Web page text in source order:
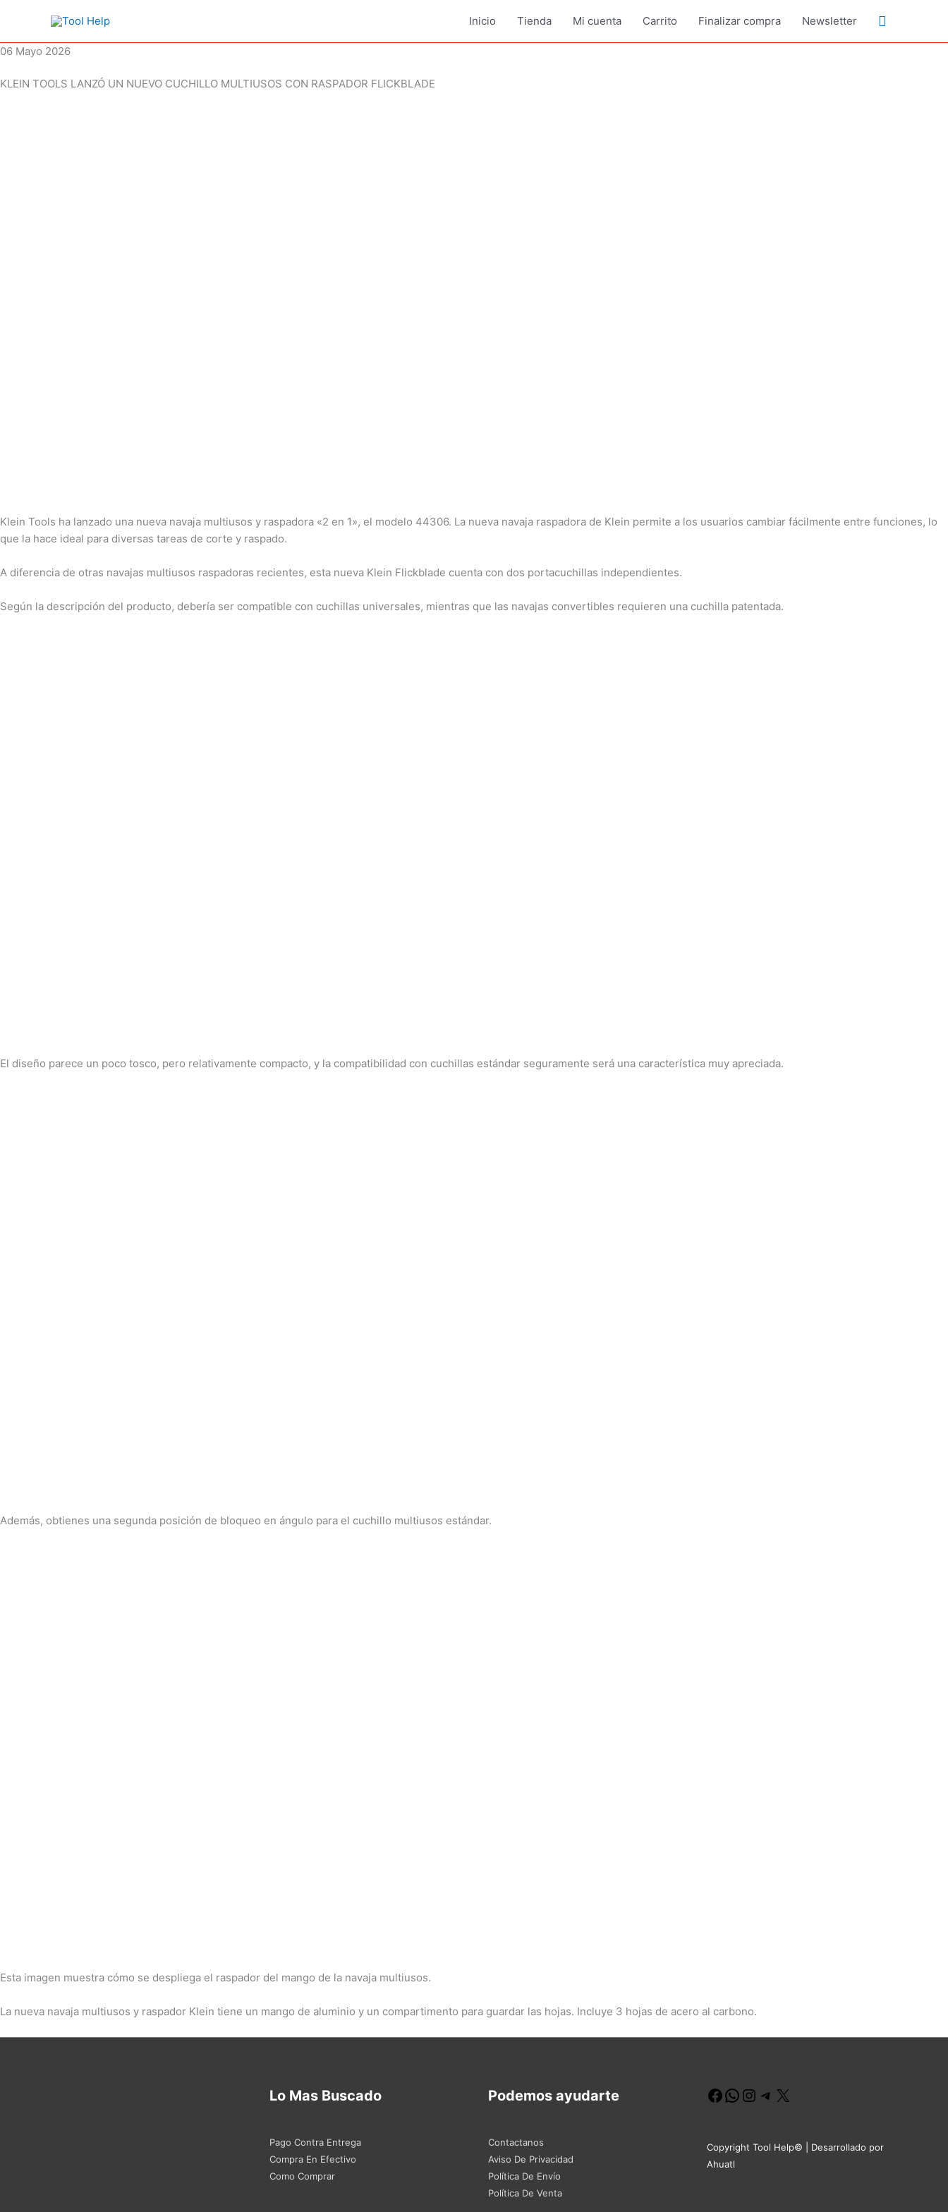
contenido
Inicio Tienda Mi cuenta Carrito Finalizar compra Newsletter Buscar
06 Mayo 2026
KLEIN TOOLS LANZÓ UN NUEVO CUCHILLO MULTIUSOS CON RASPADOR FLICKBLADE
Klein Tools ha lanzado una nueva navaja multiusos y raspadora «2 en 1», el modelo 44306. La nueva navaja raspadora de Klein permite a los usuarios cambiar fácilmente entre funciones, lo
que la hace ideal para diversas tareas de corte y raspado.
A diferencia de otras navajas multiusos raspadoras recientes, esta nueva Klein Flickblade cuenta con dos portacuchillas independientes.
Según la descripción del producto, debería ser compatible con cuchillas universales, mientras que las navajas convertibles requieren una cuchilla patentada.
El diseño parece un poco tosco, pero relativamente compacto, y la compatibilidad con cuchillas estándar seguramente será una característica muy apreciada.
Además, obtienes una segunda posición de bloqueo en ángulo para el cuchillo multiusos estándar.
Esta imagen muestra cómo se despliega el raspador del mango de la navaja multiusos.
La nueva navaja multiusos y raspador Klein tiene un mango de aluminio y un compartimento para guardar las hojas. Incluye 3 hojas de acero al carbono.
Lo Mas Buscado
Pago Contra Entrega
Compra En Efectivo
Como Comprar
Podemos ayudarte
Contactanos
Aviso De Privacidad
Política De Envío
Política De Venta
Facebook
WhatsApp
Instagram
Telegram
Copyright Tool Help© | Desarrollado por
Ahuatl